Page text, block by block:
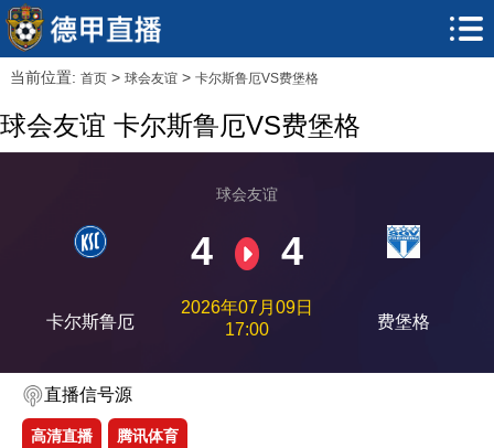
当前位置: 首页> 球会友谊> 卡尔斯鲁厄VS费堡格
球会友谊 卡尔斯鲁厄VS费堡格
卡尔斯鲁厄
球会友谊
4 4
2026年07月09日
17:00
费堡格
直播信号源
高清直播 腾讯体育